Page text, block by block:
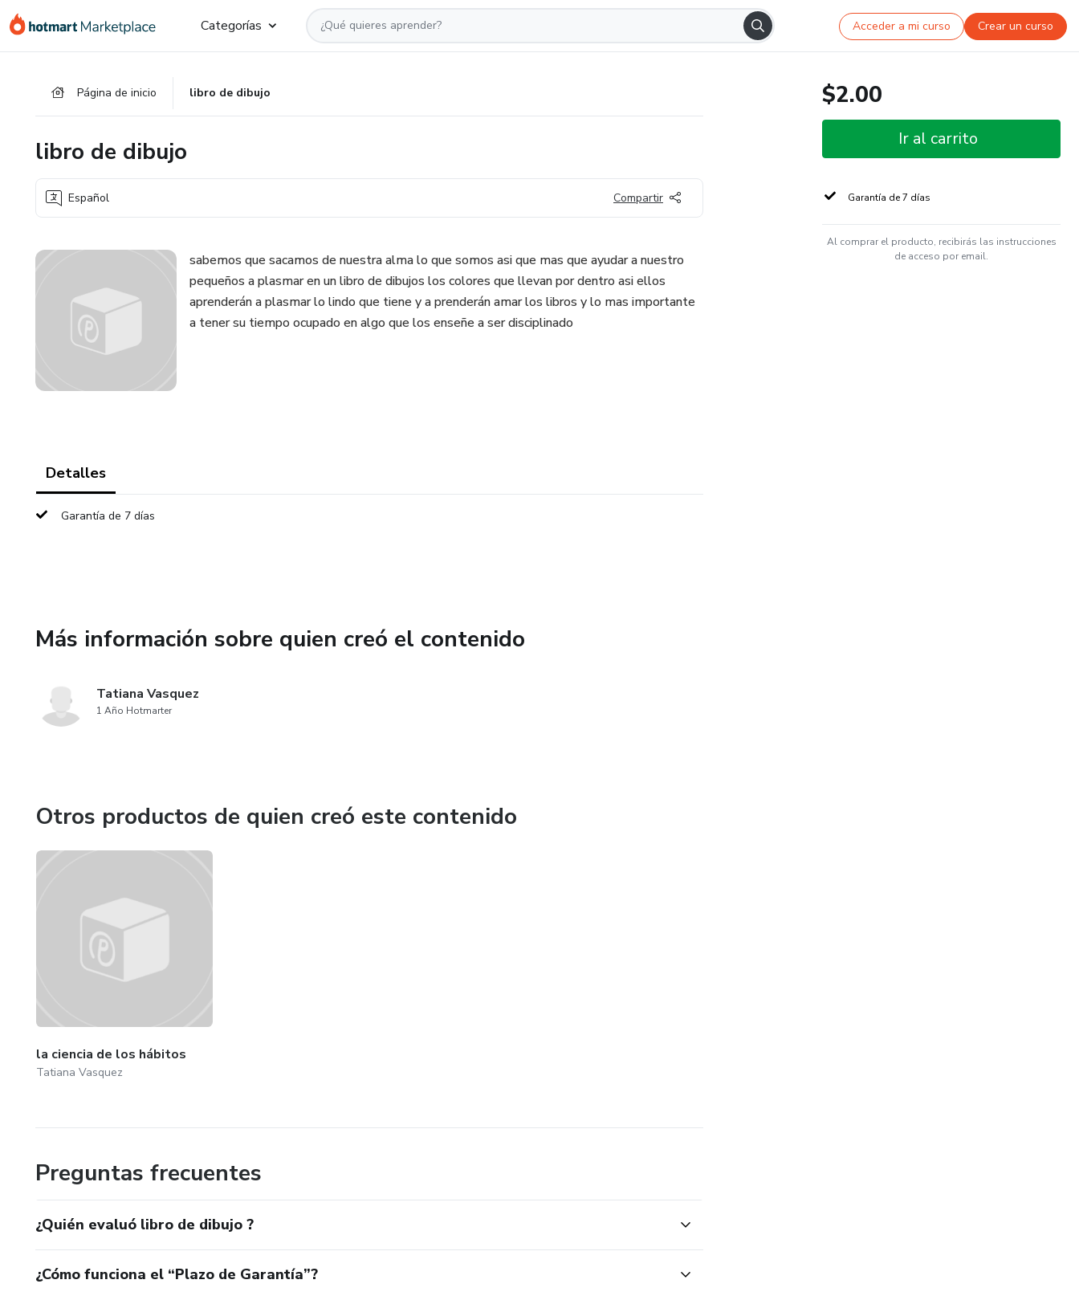
Categorías Acceder a mi curso Crear un curso
Página de inicio libro de dibujo
libro de dibujo
Español Compartir
sabemos que sacamos de nuestra alma lo que somos asi que mas que ayudar a nuestro
pequeños a plasmar en un libro de dibujos los colores que llevan por dentro asi ellos
aprenderán a plasmar lo lindo que tiene y a prenderán amar los libros y lo mas importante
a tener su tiempo ocupado en algo que los enseñe a ser disciplinado
Detalles
Garantía de 7 días
Más información sobre quien creó el contenido
Tatiana Vasquez
1 Año Hotmarter
Otros productos de quien creó este contenido
la ciencia de los hábitos
Tatiana Vasquez
Preguntas frecuentes
¿Quién evaluó libro de dibujo ?
¿Cómo funciona el “Plazo de Garantía”?
$2.00
Ir al carrito
Garantía de 7 días
Al comprar el producto, recibirás las instrucciones
de acceso por email.